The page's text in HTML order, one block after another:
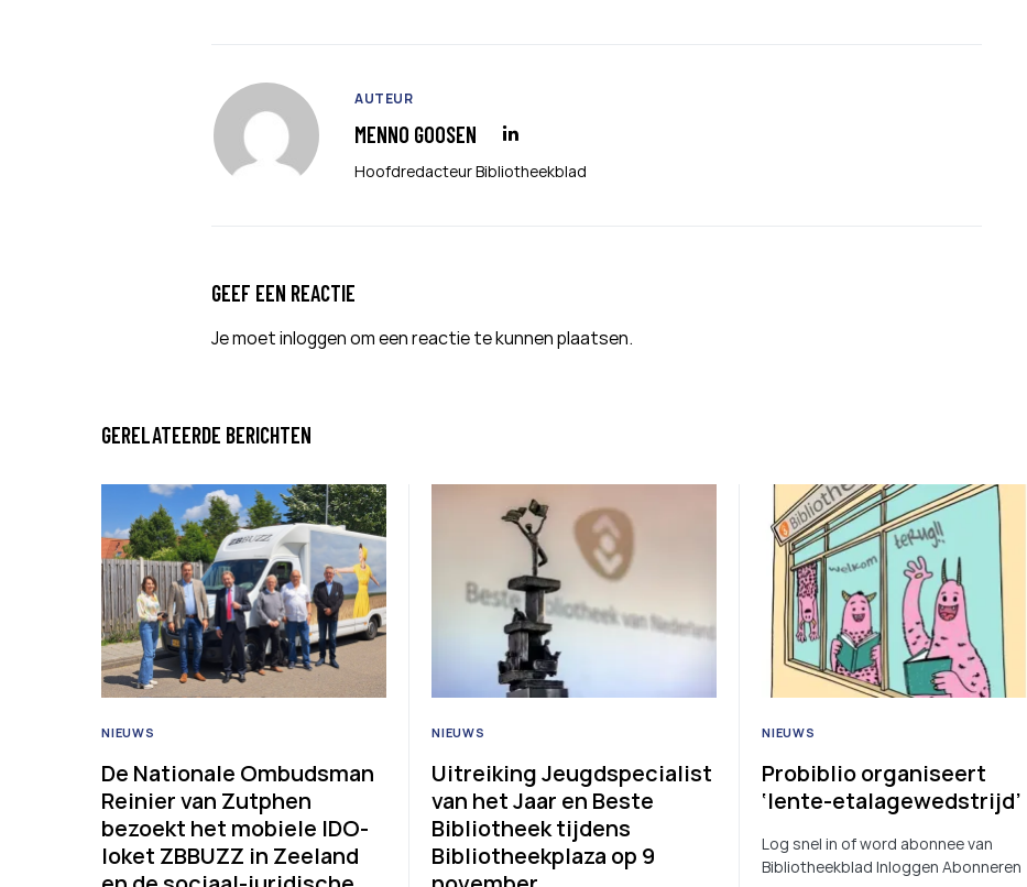
AUTEUR
MENNO GOOSEN
Hoofdredacteur Bibliotheekblad
GEEF EEN REACTIE
Je moetinloggenom een reactie te kunnen plaatsen.
GERELATEERDE BERICHTEN
NIEUWS
De Nationale Ombudsman
Reinier van Zutphen
bezoekt het mobiele IDO-
loket ZBBUZZ in Zeeland
NIEUWS
Uitreiking Jeugdspecialist
van het Jaar en Beste
Bibliotheek tijdens
Bibliotheekplaza op 9
NIEUWS
Probiblio organiseert
‘lente-etalagewedstrijd’
Log snel in of word abonnee van
Bibliotheekblad Inloggen Abonneren